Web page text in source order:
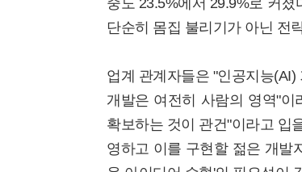
중도 23.5%에서 29.9%로 커
단순히 몸집 불리기가 아닌 전
업계 관계자들은 "인공지능
개발은 여전히 사람의 영역"
확보하는 것이 관건"이라고 입
영하고 이를 구현할 젊은 개발